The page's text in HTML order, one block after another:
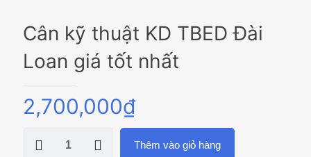
Cân kỹ thuật KD TBED Đài
Loan giá tốt nhất
2,700,000₫
Thêm vào giỏ hàng